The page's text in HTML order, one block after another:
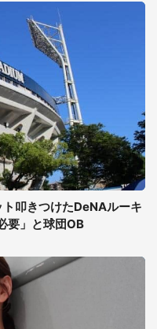
叩きつけたDeNAルーキ
要」と球団OB